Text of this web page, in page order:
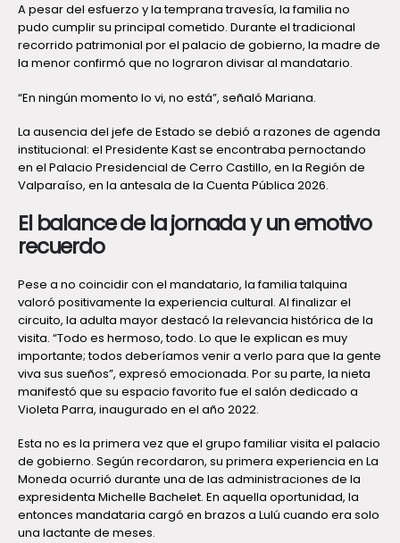
A pesar del esfuerzo y la temprana travesía, la familia no
pudo cumplir su principal cometido. Durante el tradicional
recorrido patrimonial por el palacio de gobierno, la madre de
la menor confirmó que no lograron divisar al mandatario.
“En ningún momento lo vi, no está”, señaló Mariana.
La ausencia del jefe de Estado se debió a razones de agenda
institucional: el Presidente Kast se encontraba pernoctando
en el Palacio Presidencial de Cerro Castillo, en la Región de
Valparaíso, en la antesala de la Cuenta Pública 2026.
El balance de la jornada y un emotivo
recuerdo
Pese a no coincidir con el mandatario, la familia talquina
valoró positivamente la experiencia cultural. Al finalizar el
circuito, la adulta mayor destacó la relevancia histórica de la
visita. “Todo es hermoso, todo. Lo que le explican es muy
importante; todos deberíamos venir a verlo para que la gente
viva sus sueños”, expresó emocionada. Por su parte, la nieta
manifestó que su espacio favorito fue el salón dedicado a
Violeta Parra, inaugurado en el año 2022.
Esta no es la primera vez que el grupo familiar visita el palacio
de gobierno. Según recordaron, su primera experiencia en La
Moneda ocurrió durante una de las administraciones de la
expresidenta Michelle Bachelet. En aquella oportunidad, la
entonces mandataria cargó en brazos a Lulú cuando era solo
una lactante de meses.